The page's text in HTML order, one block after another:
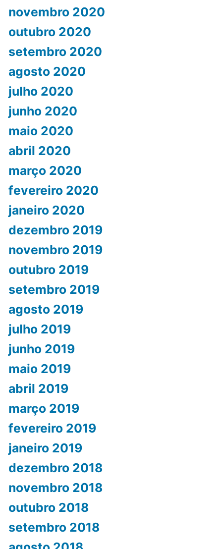
novembro 2020
outubro 2020
setembro 2020
agosto 2020
julho 2020
junho 2020
maio 2020
abril 2020
março 2020
fevereiro 2020
janeiro 2020
dezembro 2019
novembro 2019
outubro 2019
setembro 2019
agosto 2019
julho 2019
junho 2019
maio 2019
abril 2019
março 2019
fevereiro 2019
janeiro 2019
dezembro 2018
novembro 2018
outubro 2018
setembro 2018